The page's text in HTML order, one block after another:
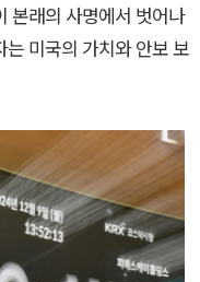
본래의 사명에서 벗어나
미국의 가치와 안보 보